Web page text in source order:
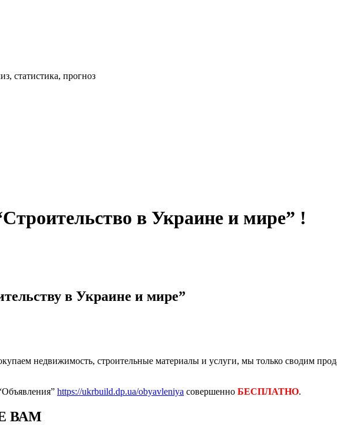
статистика, прогноз
в Украине и мире” !
в Украине и мире”
недвижимость, строительные материалы и услуги, мы только сводим
https://ukrbuild.dp.ua/obyavleniya совершенно БЕСПЛАТНО.
ВАМ